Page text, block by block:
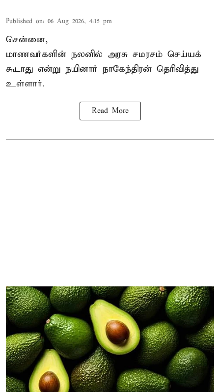
Published on: 06 Aug 2026, 4:15 pm
சென்னை,
மாணவர்களின் நலனில் அரசு சமரசம் செய்யக்
கூடாது என்று நயினார் நாகேந்திரன் தெரிவித்து
உள்ளார்.
Read More